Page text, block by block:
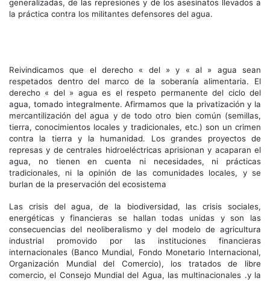
generalizadas, de las represiones y de los asesinatos llevados a
la práctica contra los militantes defensores del agua.
Reivindicamos que el derecho « del » y « al » agua sean
respetados dentro del marco de la soberanía alimentaria. El
derecho « del » agua es el respeto permanente del ciclo del
agua, tomado integralmente. Afirmamos que la privatización y la
mercantilización del agua y de todo otro bien común (semillas,
tierra, conocimientos locales y tradicionales, etc.) son un crimen
contra la tierra y la humanidad. Los grandes proyectos de
represas y de centrales hidroeléctricas aprisionan y acaparan el
agua, no tienen en cuenta ni necesidades, ni prácticas
tradicionales, ni la opinión de las comunidades locales, y se
burlan de la preservación del ecosistema
Las crisis del agua, de la biodiversidad, las crisis sociales,
energéticas y financieras se hallan todas unidas y son las
consecuencias del neoliberalismo y del modelo de agricultura
industrial promovido por las instituciones financieras
internacionales (Banco Mundial, Fondo Monetario Internacional,
Organización Mundial del Comercio), los tratados de libre
comercio, el Consejo Mundial del Agua, las multinacionales .y la